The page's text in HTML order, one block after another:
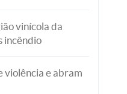
vinícola da
incêndio
violência e abram